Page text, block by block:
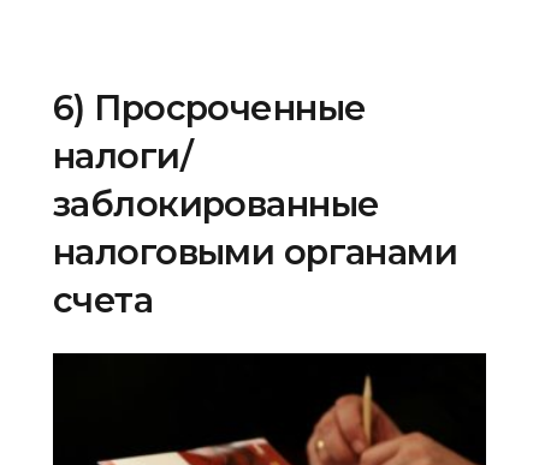
6) Просроченные
налоги/
заблокированные
налоговыми органами
счета